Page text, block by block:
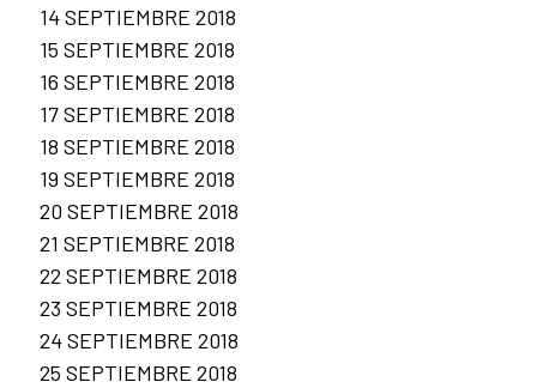
14 SEPTIEMBRE 2018
15 SEPTIEMBRE 2018
16 SEPTIEMBRE 2018
17 SEPTIEMBRE 2018
18 SEPTIEMBRE 2018
19 SEPTIEMBRE 2018
20 SEPTIEMBRE 2018
21 SEPTIEMBRE 2018
22 SEPTIEMBRE 2018
23 SEPTIEMBRE 2018
24 SEPTIEMBRE 2018
25 SEPTIEMBRE 2018